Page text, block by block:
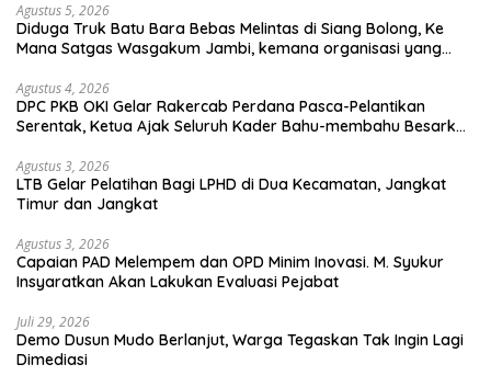
Agustus 5, 2026
Diduga Truk Batu Bara Bebas Melintas di Siang Bolong, Ke
Mana Satgas Wasgakum Jambi, kemana organisasi yang
Agustus 4, 2026
DPC PKB OKI Gelar Rakercab Perdana Pasca-Pelantikan
Serentak, Ketua Ajak Seluruh Kader Bahu-membahu Besarkan
Agustus 3, 2026
LTB Gelar Pelatihan Bagi LPHD di Dua Kecamatan, Jangkat
Timur dan Jangkat
Agustus 3, 2026
Capaian PAD Melempem dan OPD Minim Inovasi. M. Syukur
Insyaratkan Akan Lakukan Evaluasi Pejabat
Juli 29, 2026
Demo Dusun Mudo Berlanjut, Warga Tegaskan Tak Ingin Lagi
Dimediasi